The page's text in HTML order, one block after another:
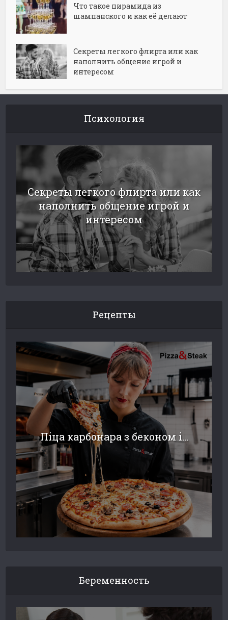
Что такое пирамида из
шампанского и как её делают
Секреты легкого флирта или как
наполнить общение игрой и
интересом
Психология
Секреты легкого флирта или как
наполнить общение игрой и
интересом
Рецепты
Піца карбонара з беконом і...
Беременность